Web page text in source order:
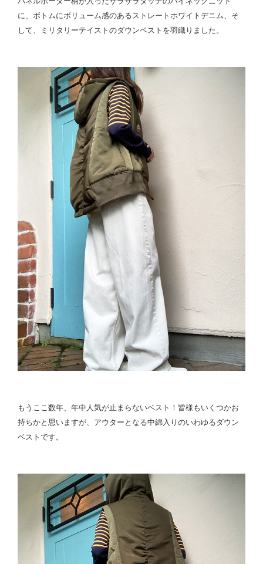
に、ボトムにボリューム感のあるストレートホワイトデニム、そ
して、ミリタリーテイストのダウンベストを羽織りました。
もうここ数年、年中人気が止まらないベスト！皆様もいくつかお
持ちかと思いますが、アウターとなる中綿入りのいわゆるダウン
ベストです。